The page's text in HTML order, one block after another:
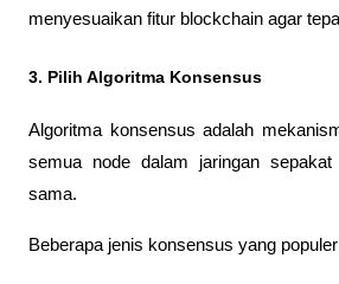
menyesuaikan fitur blockchain agar
3. Pilih Algoritma Konsensus
Algoritma konsensus adalah
semua node dalam jaringan
sama.
Beberapa jenis konsensus yang